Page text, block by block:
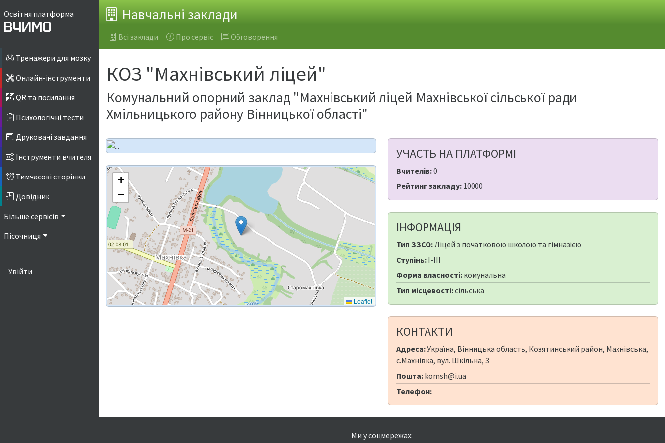
Освітня платформа
Тренажери для мозку
Онлайн-інструменти
QR та посилання
Психологічні тести
Друковані завдання
Інструменти вчителя
Тимчасові сторінки
Довідник
Більше сервісів
Пісочниця
Увійти
Навчальні заклади
Всі заклади Про сервіс Обговорення
КОЗ "Махнівський ліцей"
Комунальний опорний заклад "Махнівський ліцей Махнівської сільської ради
Хмільницького району Вінницької області"
+
−
Leaflet
УЧАСТЬ НА ПЛАТФОРМІ
Вчителів:0
Рейтинг закладу: 10000
ІНФОРМАЦІЯ
Тип ЗЗСО:Ліцей з початковою школою та гімназією
Ступінь: I-III
Форма власності: комунальна
Тип місцевості:сільська
КОНТАКТИ
Адреса:Україна, Вінницька область, Козятинський район, Махнівська,
с.Махнівка, вул. Шкільна, 3
Пошта: komsh@i.ua
Телефон:
Ми у соцмережах: